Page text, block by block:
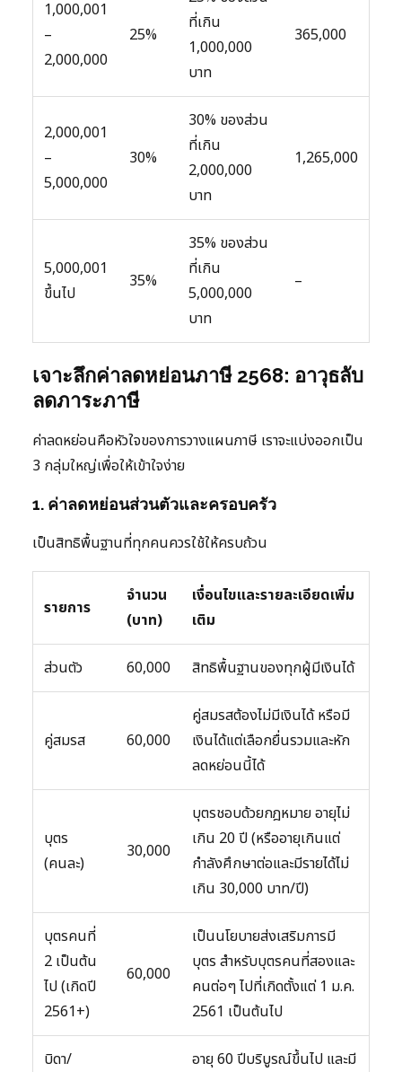
1,000,001
–
2,000,000
25%
ที่เกิน
1,000,000
บาท
365,000
2,000,001
–
5,000,000
30%
30% ของส่วน
ที่เกิน
2,000,000
บาท
1,265,000
5,000,001
ขึ้นไป
35%
35% ของส่วน
ที่เกิน
5,000,000
บาท
–
เจาะลึกค่าลดหย่อนภาษี 2568: อาวุธลับ
ลดภาระภาษี
ค่าลดหย่อนคือหัวใจของการวางแผนภาษี เราจะแบ่งออกเป็น
3 กลุ่มใหญ่เพื่อให้เข้าใจง่าย
1. ค่าลดหย่อนส่วนตัวและครอบครัว
เป็นสิทธิพื้นฐานที่ทุกคนควรใช้ให้ครบถ้วน
รายการ
จำนวน
(บาท)
เงื่อนไขและรายละเอียดเพิ่ม
เติม
ส่วนตัว 60,000 สิทธิพื้นฐานของทุกผู้มีเงินได้
คู่สมรส 60,000
คู่สมรสต้องไม่มีเงินได้ หรือมี
เงินได้แต่เลือกยื่นรวมและหัก
ลดหย่อนนี้ได้
บุตร
(คนละ)
30,000
บุตรชอบด้วยกฎหมาย อายุไม่
เกิน 20 ปี (หรืออายุเกินแต่
กำลังศึกษาต่อและมีรายได้ไม่
เกิน 30,000 บาท/ปี)
บุตรคนที่
2 เป็นต้น
ไป (เกิดปี
2561+)
60,000
เป็นนโยบายส่งเสริมการมี
บุตร สำหรับบุตรคนที่สองและ
คนต่อๆ ไปที่เกิดตั้งแต่ 1 ม.ค.
2561 เป็นต้นไป
บิดา/
อายุ 60 ปีบริบูรณ์ขึ้นไป และมี